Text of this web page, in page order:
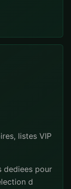
listes VIP
dediees pour
d